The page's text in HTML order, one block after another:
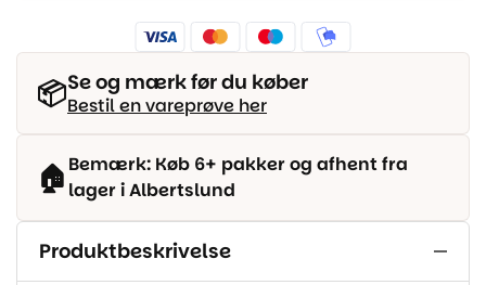
📦Se og mærk før du køber
Bestil en vareprøve her
🏠 Bemærk: Køb 6+ pakker og afhent fra
lager i Albertslund
Produktbeskrivelse